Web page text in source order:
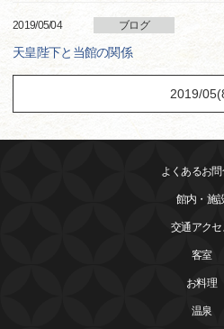
2019/05/04 ブログ
天皇陛下と当館の関係
よくあるお
館内・施
交通アクセ
客室
お料理
温泉